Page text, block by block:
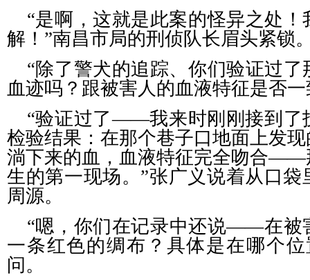
“是啊，这就是此案的怪异之处
解！”南昌市局的刑侦队长眉头紧锁
“除了警犬的追踪、你们验证过
血迹吗？跟被害人的血液特征是否
“验证过了——我来时刚刚接到了
检验结果：在那个巷子口地面上发
淌下来的血，血液特征完全吻合——
生的第一现场。”张广义说着从口
周源。
“嗯，你们在记录中还说——在被
一条红色的绸布？具体是在哪个
问。